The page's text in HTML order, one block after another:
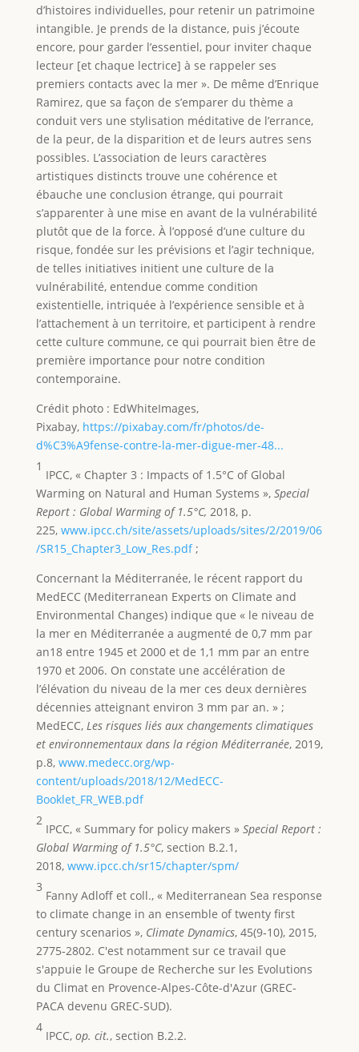
d’histoires individuelles, pour retenir un patrimoine
intangible. Je prends de la distance, puis j’écoute
encore, pour garder l’essentiel, pour inviter chaque
lecteur [et chaque lectrice] à se rappeler ses
premiers contacts avec la mer ». De même d’Enrique
Ramirez, que sa façon de s’emparer du thème a
conduit vers une stylisation méditative de l’errance,
de la peur, de la disparition et de leurs autres sens
possibles. L’association de leurs caractères
artistiques distincts trouve une cohérence et
ébauche une conclusion étrange, qui pourrait
s’apparenter à une mise en avant de la vulnérabilité
plutôt que de la force. À l’opposé d’une culture du
risque, fondée sur les prévisions et l’agir technique,
de telles initiatives initient une culture de la
vulnérabilité, entendue comme condition
existentielle, intriquée à l’expérience sensible et à
l’attachement à un territoire, et participent à rendre
cette culture commune, ce qui pourrait bien être de
première importance pour notre condition
contemporaine.
Crédit photo : EdWhiteImages,
Pixabay, https://pixabay.com/fr/photos/de-
d%C3%A9fense-contre-la-mer-digue-mer-48...
1
IPCC, « Chapter 3 : Impacts of 1.5°C of Global
Warming on Natural and Human Systems », Special
Report : Global Warming of 1.5°C, 2018, p.
225, www.ipcc.ch/site/assets/uploads/sites/2/2019/06
/SR15_Chapter3_Low_Res.pdf;
Concernant la Méditerranée, le récent rapport du
MedECC (Mediterranean Experts on Climate and
Environmental Changes) indique que « le niveau de
la mer en Méditerranée a augmenté de 0,7 mm par
an18 entre 1945 et 2000 et de 1,1 mm par an entre
1970 et 2006. On constate une accélération de
l’élévation du niveau de la mer ces deux dernières
décennies atteignant environ 3 mm par an. » ;
MedECC, Les risques liés aux changements climatiques
et environnementaux dans la région Méditerranée, 2019,
p.8, www.medecc.org/wp-
content/uploads/2018/12/MedECC-
Booklet_FR_WEB.pdf
2
IPCC, « Summary for policy makers » Special Report :
Global Warming of 1.5°C, section B.2.1,
2018, www.ipcc.ch/sr15/chapter/spm/
3
Fanny Adloff et coll., « Mediterranean Sea response
to climate change in an ensemble of twenty first
century scenarios », Climate Dynamics, 45(9‑10), 2015,
2775‑2802. C'est notamment sur ce travail que
s'appuie le Groupe de Recherche sur les Evolutions
du Climat en Provence-Alpes-Côte-d'Azur (GREC-
PACA devenu GREC-SUD).
4
IPCC, op. cit., section B.2.2.